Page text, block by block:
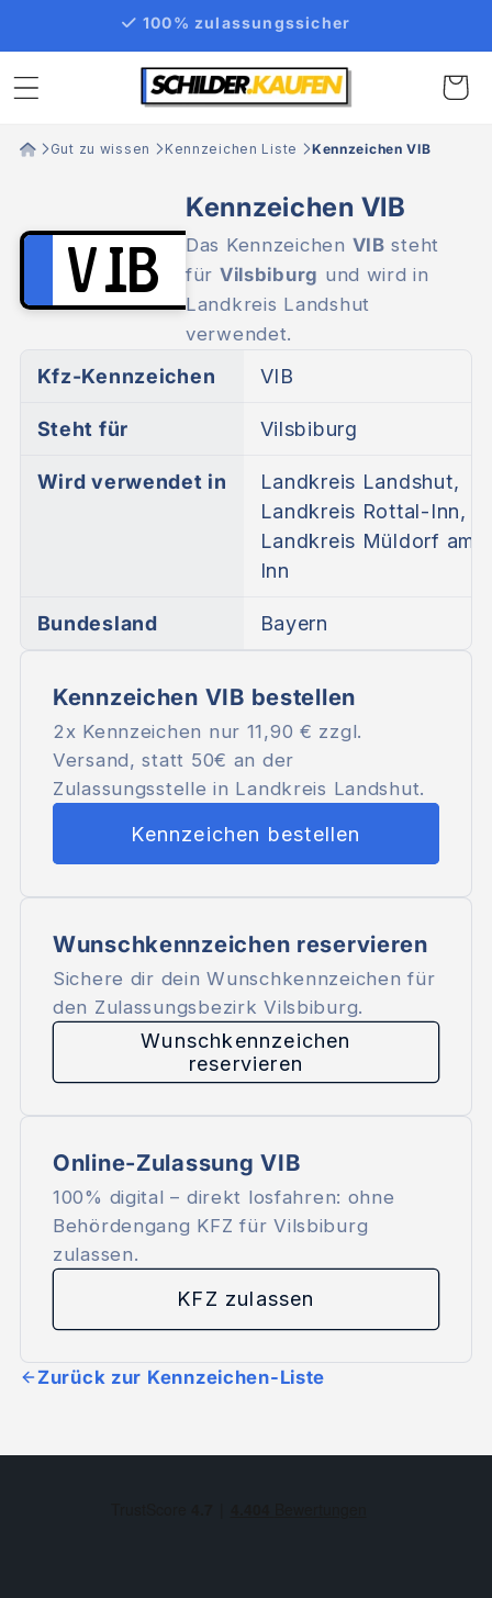
Inhalt
100% zulassungssicher
Gut zu wissen Kennzeichen Liste Kennzeichen VIB
VIB
Kennzeichen VIB
Das Kennzeichen VIB steht
für Vilsbiburg und wird in
Landkreis Landshut
verwendet.
Kfz-Kennzeichen VIB
Steht für Vilsbiburg
Wird verwendet in
Landkreis Landshut,
Landkreis Rottal-Inn,
Landkreis Müldorf am
Inn
Bundesland Bayern
Kennzeichen VIB bestellen
2x Kennzeichen nur 11,90 € zzgl.
Versand, statt 50€ an der
Zulassungsstelle in Landkreis Landshut.
Kennzeichen bestellen
Wunschkennzeichen reservieren
Sichere dir dein Wunschkennzeichen für
den Zulassungsbezirk Vilsbiburg.
Wunschkennzeichen
reservieren
Online-Zulassung VIB
100% digital – direkt losfahren: ohne
Behördengang KFZ für Vilsbiburg
zulassen.
KFZ zulassen
Zurück zur Kennzeichen-Liste